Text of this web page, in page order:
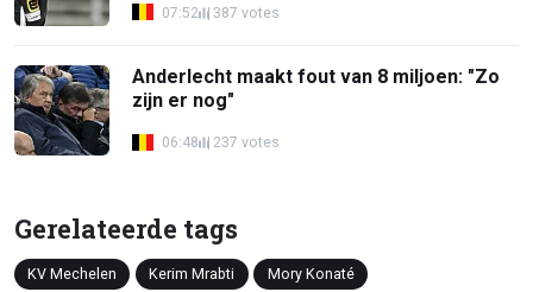
07:52 387 votes
Anderlecht maakt fout van 8 miljoen: "Zo
zijn er nog"
06:48 237 votes
Gerelateerde tags
KV Mechelen Kerim Mrabti Mory Konaté